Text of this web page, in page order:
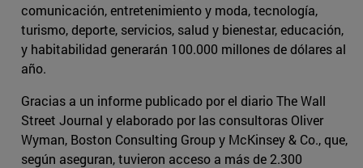
comunicación, entretenimiento y moda, tecnología,
turismo, deporte, servicios, salud y bienestar, educación,
y habitabilidad generarán 100.000 millones de dólares al
año.
Gracias a un informe publicado por el diario The Wall
Street Journal y elaborado por las consultoras Oliver
Wyman, Boston Consulting Group y McKinsey & Co., que,
según aseguran, tuvieron acceso a más de 2.300